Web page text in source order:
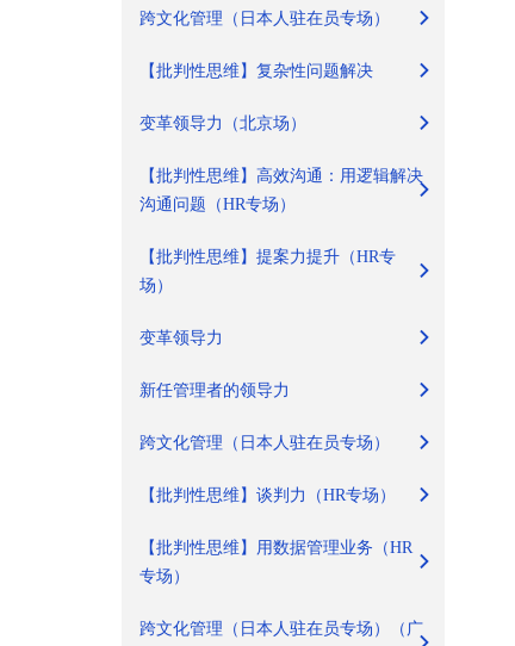
跨文化管理（日本人驻在员专场）
【批判性思维】复杂性问题解决
变革领导力（北京场）
【批判性思维】高效沟通：用逻辑解决
沟通问题（HR专场）
【批判性思维】提案力提升（HR专
场）
变革领导力
新任管理者的领导力
跨文化管理（日本人驻在员专场）
【批判性思维】谈判力（HR专场）
【批判性思维】用数据管理业务（HR
专场）
跨文化管理（日本人驻在员专场）（广